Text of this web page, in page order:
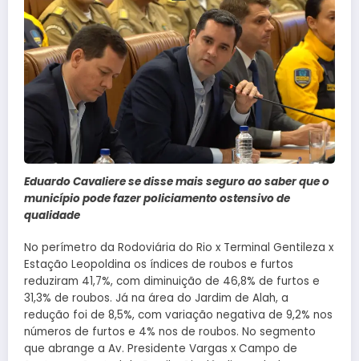
Eduardo Cavaliere se disse mais seguro ao saber que o
município pode fazer policiamento ostensivo de
qualidade
No perímetro da Rodoviária do Rio x Terminal Gentileza x
Estação Leopoldina os índices de roubos e furtos
reduziram 41,7%, com diminuição de 46,8% de furtos e
31,3% de roubos. Já na área do Jardim de Alah, a
redução foi de 8,5%, com variação negativa de 9,2% nos
números de furtos e 4% nos de roubos. No segmento
que abrange a Av. Presidente Vargas x Campo de